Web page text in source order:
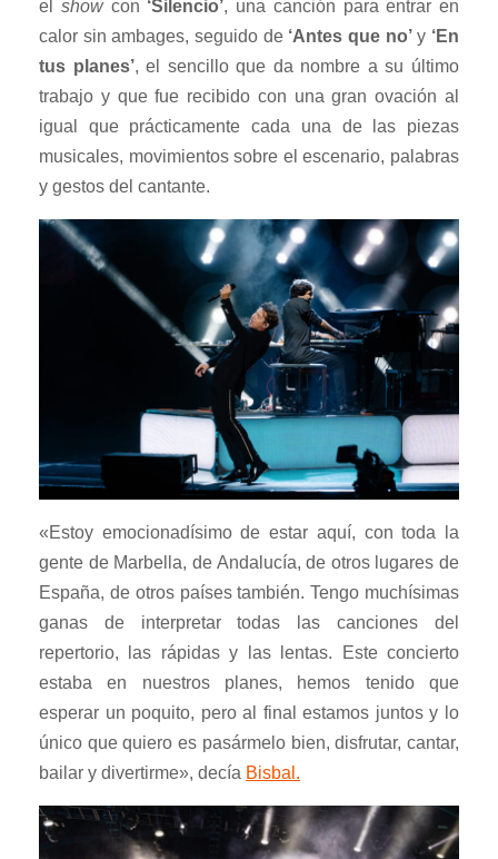
el show con ‘Silencio’, una canción para entrar en
calor sin ambages, seguido de ‘Antes que no’ y ‘En
tus planes’, el sencillo que da nombre a su último
trabajo y que fue recibido con una gran ovación al
igual que prácticamente cada una de las piezas
musicales, movimientos sobre el escenario, palabras
y gestos del cantante.
«Estoy emocionadísimo de estar aquí, con toda la
gente de Marbella, de Andalucía, de otros lugares de
España, de otros países también. Tengo muchísimas
ganas de interpretar todas las canciones del
repertorio, las rápidas y las lentas. Este concierto
estaba en nuestros planes, hemos tenido que
esperar un poquito, pero al final estamos juntos y lo
único que quiero es pasármelo bien, disfrutar, cantar,
bailar y divertirme», decía Bisbal.